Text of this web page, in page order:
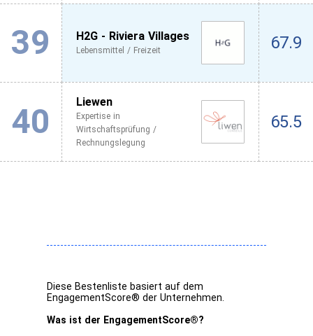
39 H2G - Riviera Villages
Lebensmittel / Freizeit 67.9
40 Liewen
Expertise in
Wirtschaftsprüfung /
Rechnungslegung
65.5
Diese Bestenliste basiert auf dem
EngagementScore® der Unternehmen.
Was ist der EngagementScore®?